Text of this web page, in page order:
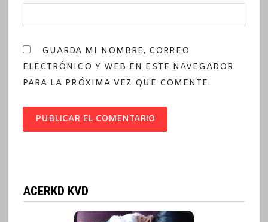
GUARDA MI NOMBRE, CORREO
ELECTRÓNICO Y WEB EN ESTE NAVEGADOR
PARA LA PRÓXIMA VEZ QUE COMENTE.
ACERKD KVD